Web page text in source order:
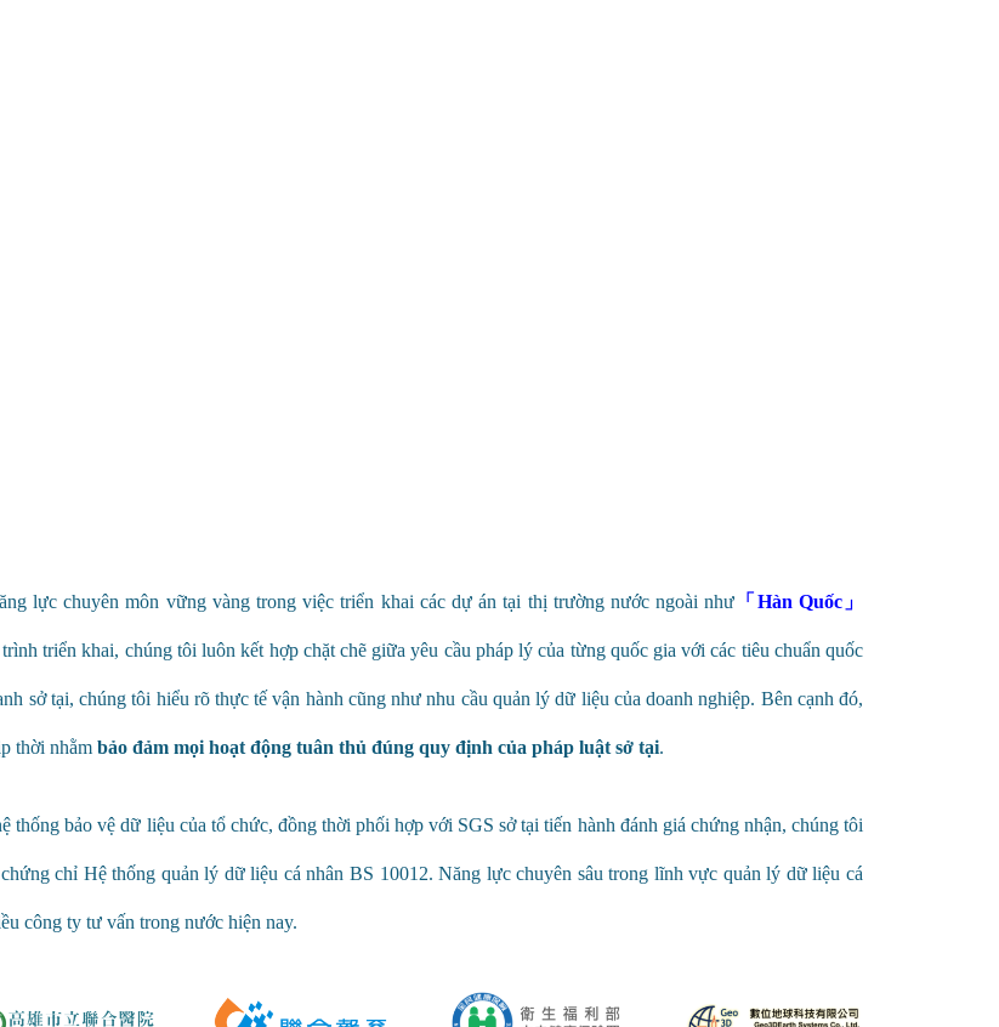
lực chuyên môn vững vàng trong việc triển khai các dự án tại thị trường nước ngoài như 「Hàn Quốc」
triển khai, chúng tôi luôn kết hợp chặt chẽ giữa yêu cầu pháp lý của từng quốc gia với các tiêu chuẩn quốc
sở tại, chúng tôi hiểu rõ thực tế vận hành cũng như nhu cầu quản lý dữ liệu của doanh nghiệp. Bên cạnh đó,
thời nhằm bảo đảm mọi hoạt động tuân thủ đúng quy định của pháp luật sở tại.
thống bảo vệ dữ liệu của tổ chức, đồng thời phối hợp với SGS sở tại tiến hành đánh giá chứng nhận, chúng tôi
chỉ Hệ thống quản lý dữ liệu cá nhân BS 10012.Năng lực chuyên sâu trong lĩnh vực quản lý dữ liệu cá
công ty tư vấn trong nước hiện nay.